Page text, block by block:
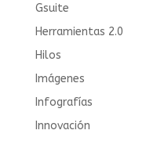
Gsuite
Herramientas 2.0
Hilos
Imágenes
Infografías
Innovación